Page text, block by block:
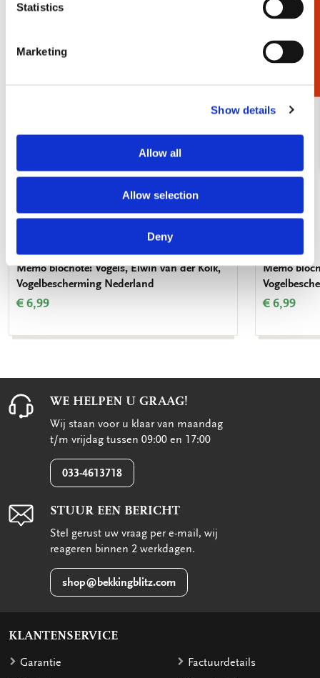
Statistics
Marketing
Show details
Allow all
Allow selection
Deny
Toevoegen
Memo blocnote: Vogels, Elwin van der Kolk,
Vogelbescherming Nederland
€ 6,99
Memo
€ 6,99
WE HELPEN U GRAAG!
Wij staan voor u klaar van maandag
t/m vrijdag tussen 09:00 en 17:00
033-4613718
STUUR EEN BERICHT
Stel gerust uw vraag per e-mail, wij
reageren binnen 2 werkdagen.
shop@bekkingblitz.com
KLANTENSERVICE
Garantie
Factuurdetails
Cadeaukiezer